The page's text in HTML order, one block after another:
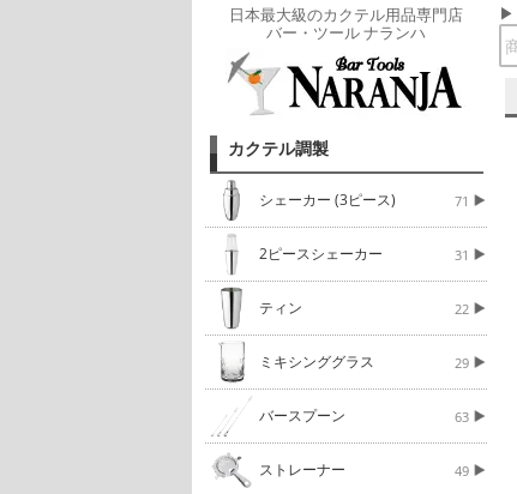
日本最大級のカクテル用品専門店
バー・ツール ナランハ
カクテル調製
シェーカー (3ピース) 71
2ピースシェーカー 31
ティン 22
ミキシンググラス 29
バースプーン 63
ストレーナー 49